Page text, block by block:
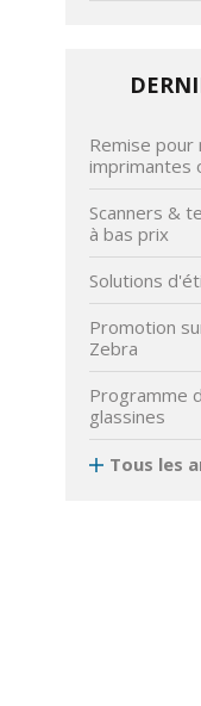
Remise
imprimantes
Scanners &
à bas prix
Solutions
Promotion
Zebra
Programme
glassines
Tous les